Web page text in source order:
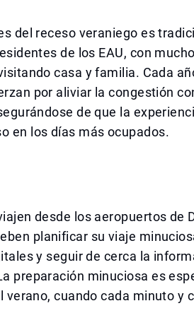
del receso veraniego es
de los EAU, con
casa y familia. Cada
por aliviar la congestión
de que la
en los días más ocupados.
desde los aeropuertos de
planificar su viaje
y seguir de cerca la
preparación minuciosa es
verano, cuando cada minuto y